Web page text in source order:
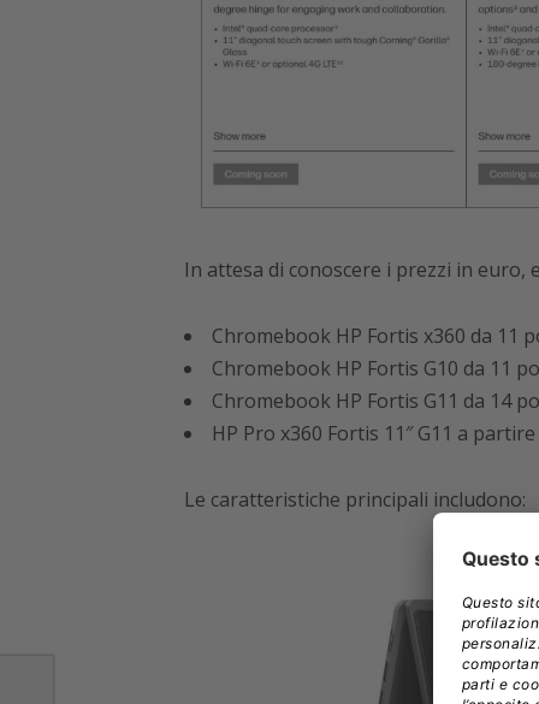
In attesa di conoscere i prezzi in euro,
Chromebook HP Fortis x360 da 11
Chromebook HP Fortis G10 da 11
Chromebook HP Fortis G11 da 14
HP Pro x360 Fortis 11″ G11 a
Le caratteristiche principali includono: